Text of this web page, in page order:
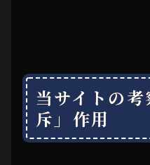
当サイトの
斥」作用